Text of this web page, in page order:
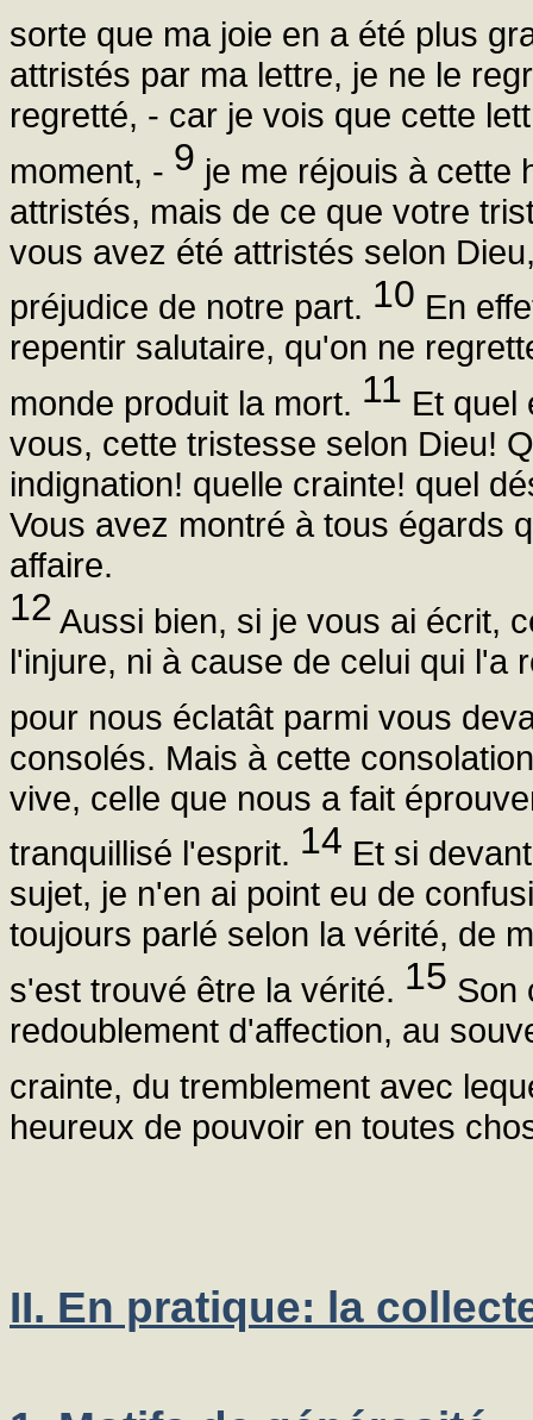
sorte que ma joie en a été plus
attristés par ma lettre, je ne le
regretté, - car je vois que cette
moment, - 9 je me réjouis à cette
attristés, mais de ce que votre
vous avez été attristés selon
préjudice de notre part. 10 En
repentir salutaire, qu'on ne
monde produit la mort. 11 Et quel
vous, cette tristesse selon Dieu!
indignation! quelle crainte! quel
Vous avez montré à tous égards
affaire.
12 Aussi bien, si je vous ai écrit,
l'injure, ni à cause de celui qui l'a
pour nous éclatât parmi vous
consolés. Mais à cette
vive, celle que nous a fait
tranquillisé l'esprit. 14 Et si
sujet, je n'en ai point eu de
toujours parlé selon la vérité, de
s'est trouvé être la vérité. 15 Son
redoublement d'affection, au
crainte, du tremblement avec
heureux de pouvoir en toutes
II. En pratique: la